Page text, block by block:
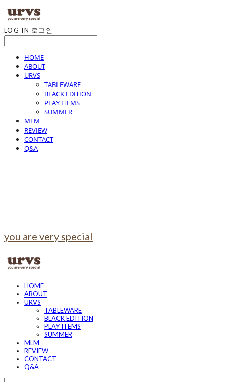
LOG IN 로그인
HOME
ABOUT
URVS
TABLEWARE
BLACK EDITION
PLAY ITEMS
SUMMER
MLM
REVIEW
CONTACT
Q&A
you are very special
HOME
ABOUT
URVS
TABLEWARE
BLACK EDITION
PLAY ITEMS
SUMMER
MLM
REVIEW
CONTACT
Q&A